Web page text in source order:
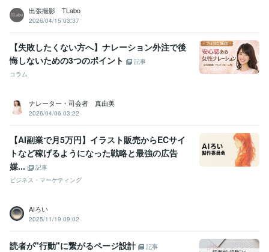
出張撮影 TLabo
2026/04/15 03:37
【失敗したくない方へ】ナレーション外注で後
悔しないための3つのポイント
記事
コラム
ナレーター・司会者 真由美
2026/04/06 03:22
【AI副業で月5万円】イラスト販売からECサイ
トなど稼げるようになった戦略と最強の広告
媒...
記事
ビジネス・マーケティング
AIろい
2025/11/19 09:02
読者が"行動"に繋がるページ設計
記事